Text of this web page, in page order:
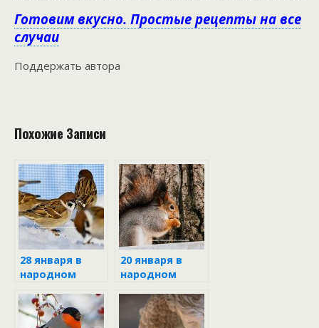
Готовим вкусно. Простые рецепты на все
случаи
Поддержать автора
Похожие Записи
28 января в
народном
20 января в
народном